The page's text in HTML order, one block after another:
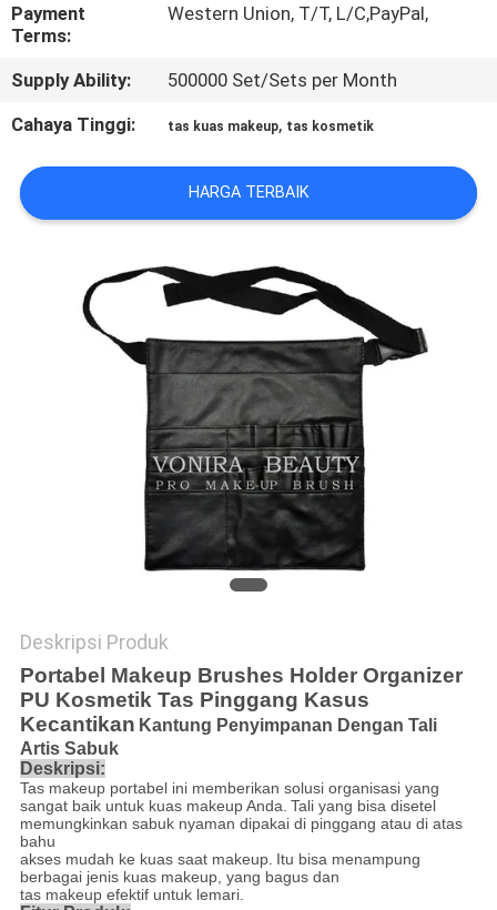
Payment
Terms:
Western Union, T/T, L/C,PayPal,
Supply Ability:
500000 Set/Sets per Month
Cahaya Tinggi:
tas kuas makeup, tas kosmetik
HARGA TERBAIK
Deskripsi Produk
Portabel Makeup Brushes Holder Organizer
PU Kosmetik Tas Pinggang Kasus
Kecantikan Kantung Penyimpanan Dengan Tali
Artis Sabuk
Deskripsi:
Tas makeup portabel ini memberikan solusi organisasi yang
sangat baik untuk kuas makeup Anda. Tali yang bisa disetel
memungkinkan sabuk nyaman dipakai di pinggang atau di atas
bahu
akses mudah ke kuas saat makeup. Itu bisa menampung
berbagai jenis kuas makeup, yang bagus dan
tas makeup efektif untuk lemari.